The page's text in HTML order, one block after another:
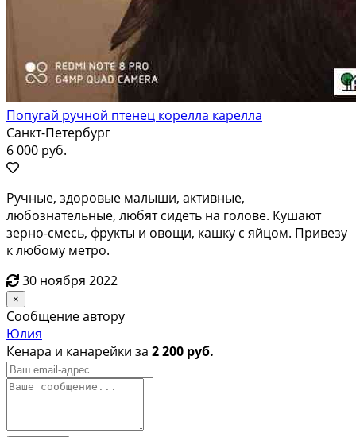
Попугай ручной птенец корелла карелла
Санкт-Петербург
6 000 руб.
Ручные, здоровые малыши, активные,
любознательные, любят сидеть на голове. Кушают
зерно-смесь, фрукты и овощи, кашку с яйцом. Привезу
к любому метро.
30 ноября 2022
×
Сообщение автору
Юлия
Кенара и канарейки за 2 200 руб.